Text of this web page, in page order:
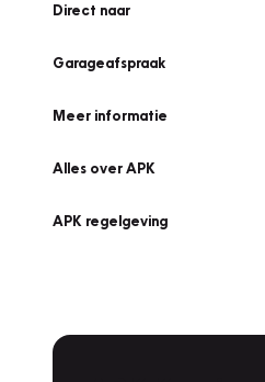
Direct naar
Garageafspraak
Meer informatie
Alles over APK
APK regelgeving